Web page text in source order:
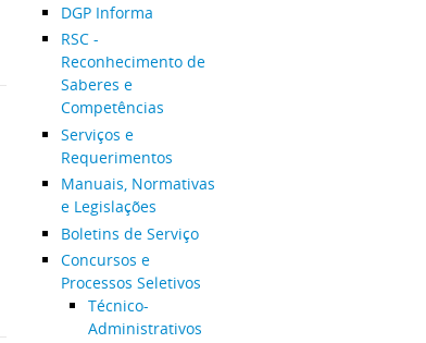
DGP Informa
RSC -
Reconhecimento de
Saberes e
Competências
Serviços e
Requerimentos
Manuais, Normativas
e Legislações
Boletins de Serviço
Concursos e
Processos Seletivos
Técnico-
Administrativos